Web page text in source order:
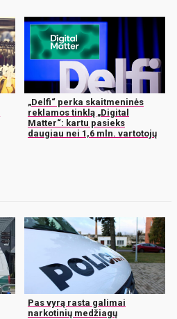
„Delfi“ perka skaitmeninės
reklamos tinklą „Digital
Matter“: kartu pasieks
daugiau nei 1,6 mln. vartotojų
Pas vyrą rasta galimai
narkotinių medžiagų